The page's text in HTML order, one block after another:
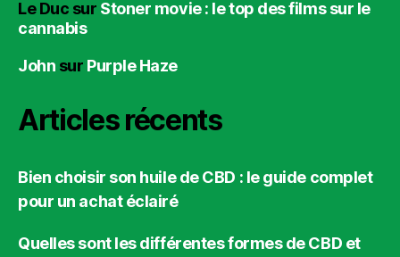
Le Duc sur Stoner movie : le top des films sur le
cannabis
John sur Purple Haze
Articles récents
Bien choisir son huile de CBD : le guide complet
pour un achat éclairé
Quelles sont les différentes formes de CBD et